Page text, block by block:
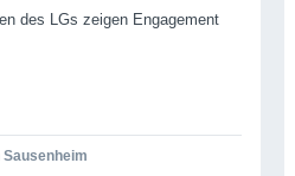
des LGs zeigen Engagement